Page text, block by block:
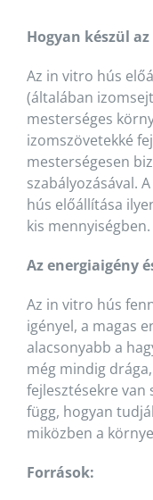
Hogyan készül
Az in vitro hús
(általában
mesterséges
izomszövetekké
mesterségesen
szabályozásával.
hús előállítása
kis mennyiségben.
Az energiaigény
Az in vitro hús
igényel, a magas
alacsonyabb a
még mindig
fejlesztésekre
függ, hogyan
miközben a
Források: